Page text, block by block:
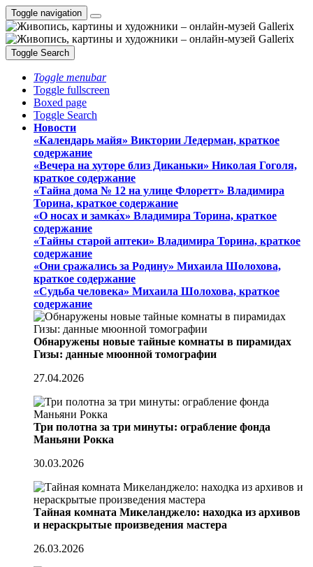
Toggle navigation
Toggle Search
Toggle menubar
Toggle fullscreen
Boxed page
Toggle Search
Новости
«Календарь майя» Виктории Ледерман, краткое
содержание
«Вечера на хуторе близ Диканьки» Николая Гоголя,
краткое содержание
«Тайна дома № 12 на улице Флоретт» Владимира
Торина, краткое содержание
«О носах и замка́х» Владимира Торина, краткое
содержание
«Тайны старой аптеки» Владимира Торина, краткое
содержание
«Они сражались за Родину» Михаила Шолохова,
краткое содержание
«Судьба человека» Михаила Шолохова, краткое
содержание
Обнаружены новые тайные комнаты в пирамидах
Гизы: данные мюонной томографии
27.04.2026
Три полотна за три минуты: ограбление фонда
Маньяни Рокка
30.03.2026
Тайная комната Микеланджело: находка из архивов
и нераскрытые произведения мастера
26.03.2026